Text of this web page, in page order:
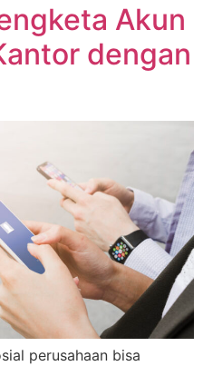
Akun
dengan
perusahaan bisa